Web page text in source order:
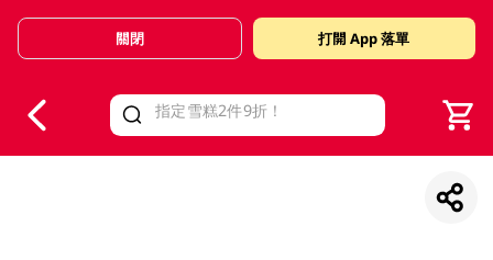
Valid Until 30 June 2026
關閉 打開 App 落單